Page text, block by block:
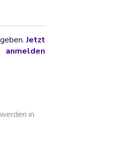
Jetzt
anmelden
in